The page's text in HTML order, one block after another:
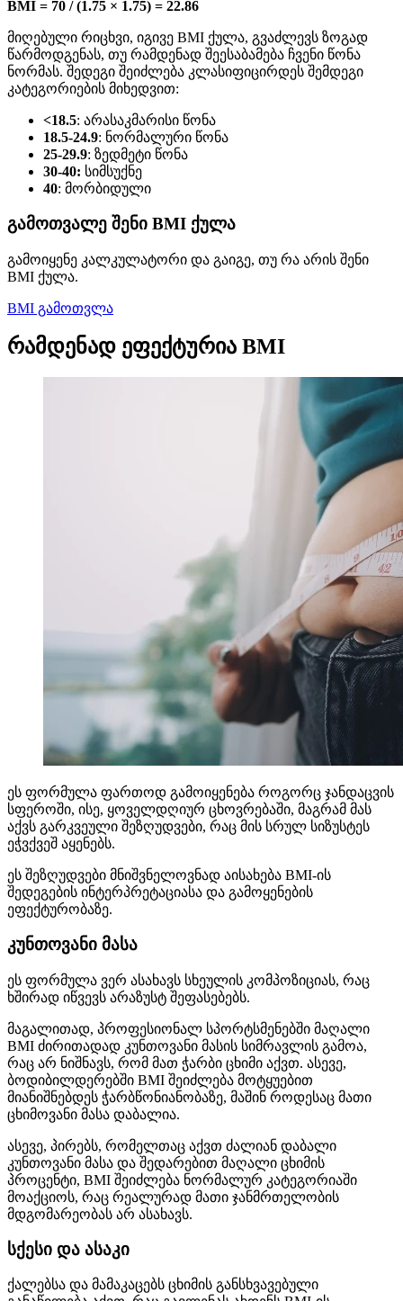
BMI = 70 / (1.75 × 1.75) = 22.86
მიღებული რიცხვი, იგივე BMI ქულა, გვაძლევს ზოგად
წარმოდგენას, თუ რამდენად შეესაბამება ჩვენი წონა
ნორმას. შედეგი შეიძლება კლასიფიცირდეს შემდეგი
კატეგორიების მიხედვით:
<18.5: არასაკმარისი წონა
18.5-24.9: ნორმალური წონა
25-29.9: ზედმეტი წონა
30-40: სიმსუქნე
40: მორბიდული
გამოთვალე შენი BMI ქულა
გამოიყენე კალკულატორი და გაიგე, თუ რა არის შენი
BMI ქულა.
BMI გამოთვლა
რამდენად ეფექტურია BMI
ეს ფორმულა ფართოდ გამოიყენება როგორც ჯანდაცვის
სფეროში, ისე, ყოველდღიურ ცხოვრებაში, მაგრამ მას
აქვს გარკვეული შეზღუდვები, რაც მის სრულ სიზუსტეს
ეჭვქვეშ აყენებს.
ეს შეზღუდვები მნიშვნელოვნად აისახება BMI-ის
შედეგების ინტერპრეტაციასა და გამოყენების
ეფექტურობაზე.
კუნთოვანი მასა
ეს ფორმულა ვერ ასახავს სხეულის კომპოზიციას, რაც
ხშირად იწვევს არაზუსტ შეფასებებს.
მაგალითად, პროფესიონალ სპორტსმენებში მაღალი
BMI ძირითადად კუნთოვანი მასის სიმრავლის გამოა,
რაც არ ნიშნავს, რომ მათ ჭარბი ცხიმი აქვთ. ასევე,
ბოდიბილდერებში BMI შეიძლება მოტყუებით
მიანიშნებდეს ჭარბწონიანობაზე, მაშინ როდესაც მათი
ცხიმოვანი მასა დაბალია.
ასევე, პირებს, რომელთაც აქვთ ძალიან დაბალი
კუნთოვანი მასა და შედარებით მაღალი ცხიმის
პროცენტი, BMI შეიძლება ნორმალურ კატეგორიაში
მოაქციოს, რაც რეალურად მათი ჯანმრთელობის
მდგომარეობას არ ასახავს.
სქესი და ასაკი
ქალებსა და მამაკაცებს ცხიმის განსხვავებული